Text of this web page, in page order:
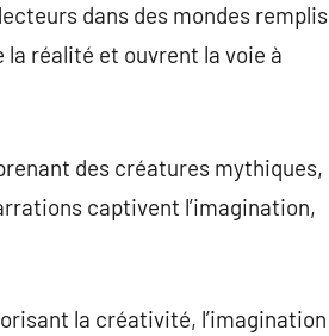
dans des mondes remplis
la réalité et ouvrent la voie à
des créatures mythiques,
captivent l’imagination,
la créativité, l’imagination